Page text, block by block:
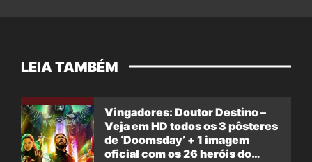
LEIA TAMBÉM
Vingadores: Doutor Destino –
Veja em HD todos os 3 pôsteres
de ‘Doomsday’ + 1 imagem
oficial com os 26 heróis do